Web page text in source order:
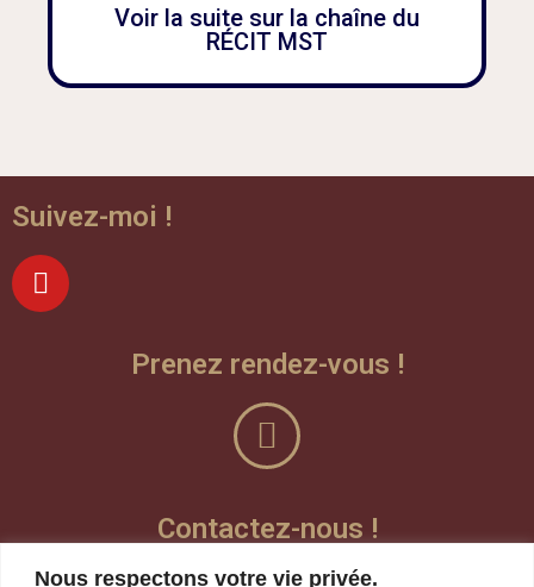
Nous respectons votre vie privée.
Voir la suite sur la chaîne du
RÉCIT MST
Suivez-moi !
Prenez rendez-vous !
Contactez-nous !